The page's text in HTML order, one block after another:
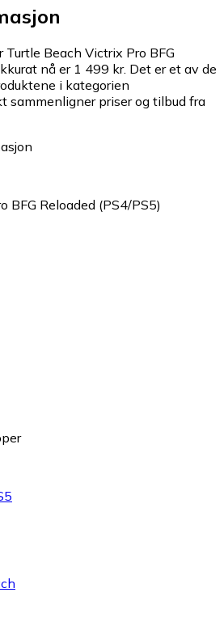
Beach Victrix Pro BFG
nå er 1 499 kr. Det er et av de
i kategorien
sammenligner priser og tilbud fra
BFG Reloaded (PS4/PS5)